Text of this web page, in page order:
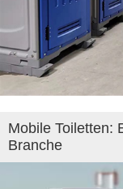
Mobile Toiletten:
Branche